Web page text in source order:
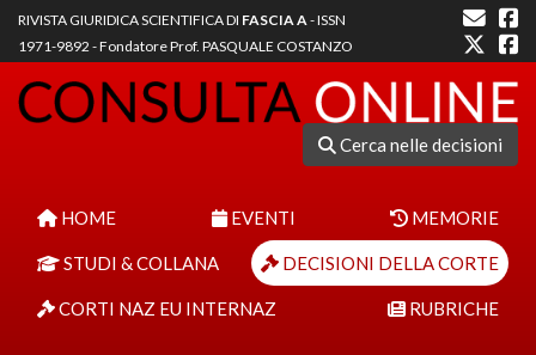
RIVISTA GIURIDICA SCIENTIFICA DI FASCIA A- ISSN
1971-9892 - Fondatore Prof. PASQUALE COSTANZO
Cerca nelle decisioni
HOME EVENTI MEMORIE
STUDI & COLLANA DECISIONI DELLA CORTE
CORTI NAZ EU INTERNAZ RUBRICHE